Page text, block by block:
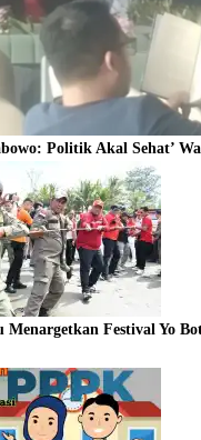
Politik Akal Sehat’
Menargetkan Festival Yo